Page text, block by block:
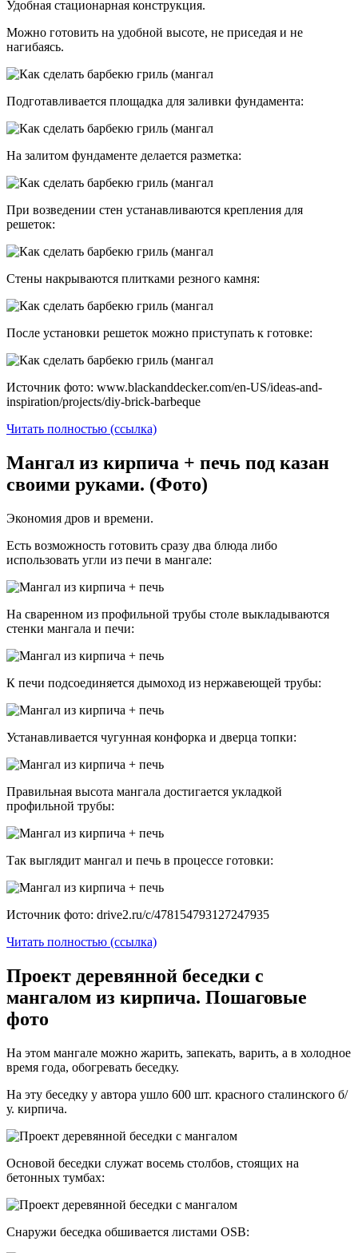
Удобная стационарная конструкция.
Можно готовить на удобной высоте, не приседая и не
нагибаясь.
Подготавливается площадка для заливки фундамента:
На залитом фундаменте делается разметка:
При возведении стен устанавливаются крепления для
решеток:
Стены накрываются плитками резного камня:
После установки решеток можно приступать к готовке:
Источник фото: www.blackanddecker.com/en-US/ideas-and-
inspiration/projects/diy-brick-barbeque
Читать полностью (ссылка)
Мангал из кирпича + печь под казан
своими руками. (Фото)
Экономия дров и времени.
Есть возможность готовить сразу два блюда либо
использовать угли из печи в мангале:
На сваренном из профильной трубы столе выкладываются
стенки мангала и печи:
К печи подсоединяется дымоход из нержавеющей трубы:
Устанавливается чугунная конфорка и дверца топки:
Правильная высота мангала достигается укладкой
профильной трубы:
Так выглядит мангал и печь в процессе готовки:
Источник фото: drive2.ru/c/478154793127247935
Читать полностью (ссылка)
Проект деревянной беседки с
мангалом из кирпича. Пошаговые
фото
На этом мангале можно жарить, запекать, варить, а в холодное
время года, обогревать беседку.
На эту беседку у автора ушло 600 шт. красного сталинского б/
у. кирпича.
Основой беседки служат восемь столбов, стоящих на
бетонных тумбах:
Снаружи беседка обшивается листами OSB: